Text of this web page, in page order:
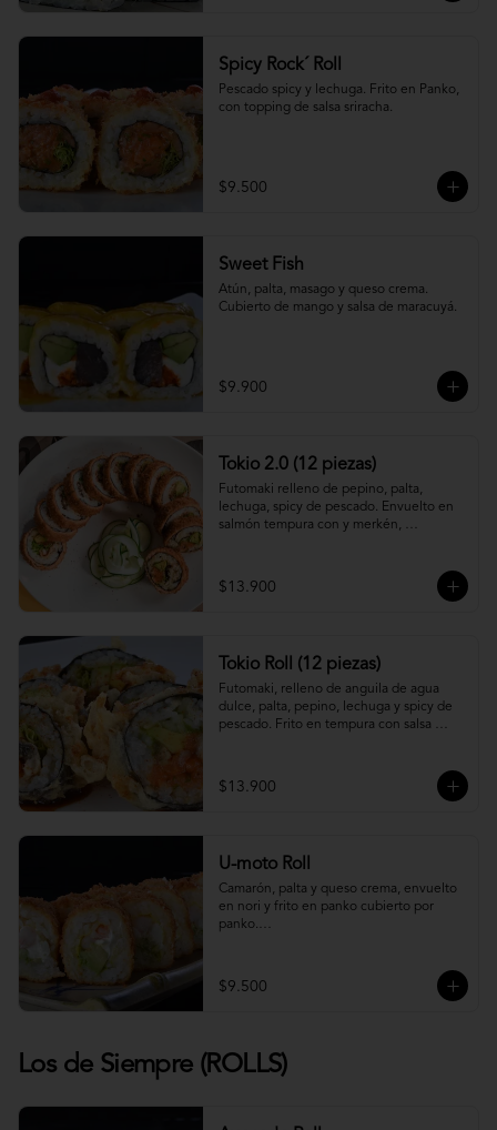
Spicy Rock´ Roll
Pescado spicy y lechuga. Frito en Panko,
con topping de salsa sriracha.
$9.500
Sweet Fish
Atún, palta, masago y queso crema.
Cubierto de mango y salsa de maracuyá.
$9.900
Tokio 2.0 (12 piezas)
Futomaki relleno de pepino, palta,
lechuga, spicy de pescado. Envuelto en
salmón tempura con y merkén,
$13.900
Tokio Roll (12 piezas)
Futomaki, relleno de anguila de agua
dulce, palta, pepino, lechuga y spicy de
pescado. Frito en tempura con salsa
$13.900
U-moto Roll
Camarón, palta y queso crema, envuelto
en nori y frito en panko cubierto por
panko.
$9.500
Los de Siempre (ROLLS)